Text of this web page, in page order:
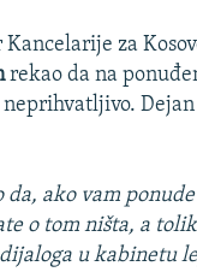
za
rekao da na
neprihvatljivo.
da, ako vam
o tom ništa, a
u kabinetu